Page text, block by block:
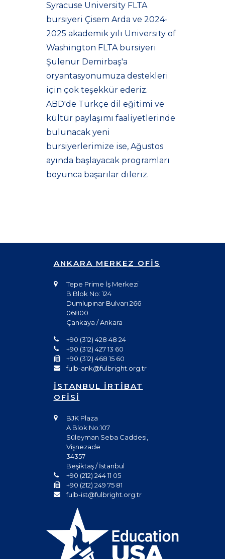
Syracuse University FLTA
bursiyeri Çisem Arda ve 2024-
2025 akademik yılı University of
Washington FLTA bursiyeri
Şulenur Demirbaş'a
oryantasyonumuza destekleri
için çok teşekkür ederiz.
ABD'de Türkçe dil eğitimi ve
kültür paylaşımı faaliyetlerinde
bulunacak yeni
bursiyerlerimize ise, Ağustos
ayında başlayacak programları
boyunca başarılar dileriz.
ANKARA MERKEZ OFİS
Tepe Prime İş Merkezi
B Blok No: 124
Dumlupınar Bulvarı 266
06800
Çankaya / Ankara
+90 (312) 428 48 24
+90 (312) 427 13 60
+90 (312) 468 15 60
fulb-ank@fulbright.org.tr
İSTANBUL İRTİBAT
OFİSİ
BJK Plaza
A Blok No:107
Süleyman Seba Caddesi,
Vişnezade
34357
Beşiktaş / İstanbul
+90 (212) 244 11 05
+90 (212) 249 75 81
fulb-ist@fulbright.org.tr